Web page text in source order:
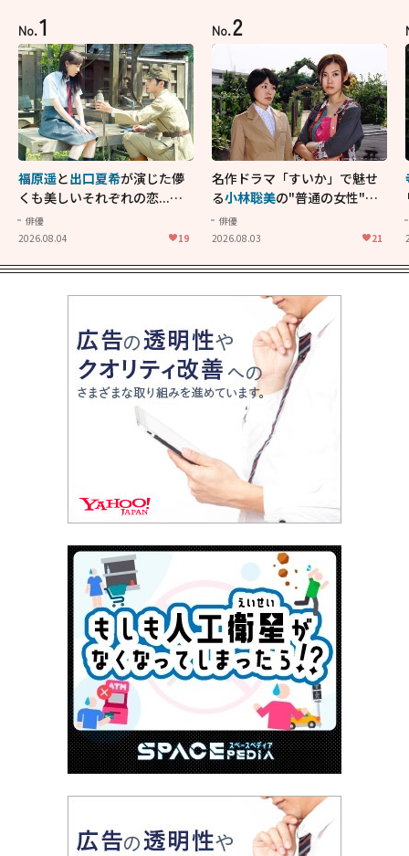
No.1
福原遥と出口夏希が演じた儚
くも美しいそれぞれの恋...生
きることの尊さを教えてくれ
た映画「あの花が咲く丘で、
俳優
2026.08.04
19
No.2
名作ドラマ「すいか」で魅せ
る小林聡美の"普通の女性"が
大人に刺さる...映画「かもめ
食堂」にも通じる静かな芝居
俳優
2026.08.03
21